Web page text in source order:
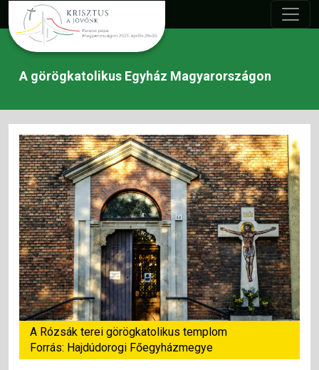
A görögkatolikus Egyház Magyarországon
A Rózsák terei görögkatolikus templom
Forrás: Hajdúdorogi Főegyházmegye